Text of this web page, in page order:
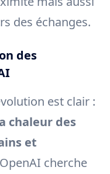
des échanges.
des
est clair :
chaleur des
et
cherche